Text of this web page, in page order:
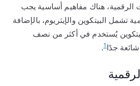
الرقمية، هناك مفاهيم أساسية يجب
تشمل البيتكوين والإيثريوم، بالإضافة
يُستخدم في أكثر من نصف
شائعة جدًا1
.